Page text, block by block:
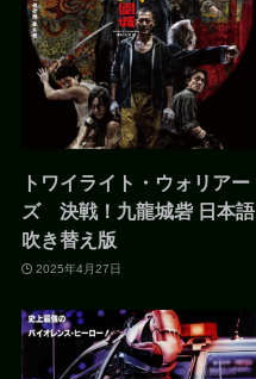
トワイライト・ウォリアー
ズ 決戦！九龍城砦 日本語
吹き替え版
2025年4月27日